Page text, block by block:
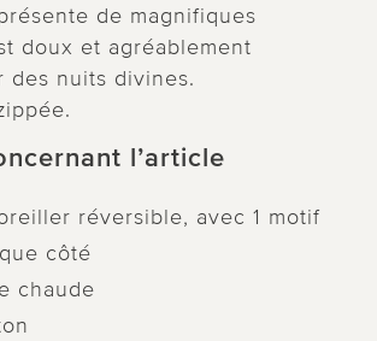
de magnifiques
doux et agréablement
des nuits divines.
l’article
réversible, avec 1 motif
côté
chaude